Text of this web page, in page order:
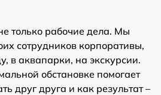
только рабочие дела. Мы
сотрудников корпоративы,
в аквапарки, на экскурсии.
обстановке помогает
друг друга и как результат –